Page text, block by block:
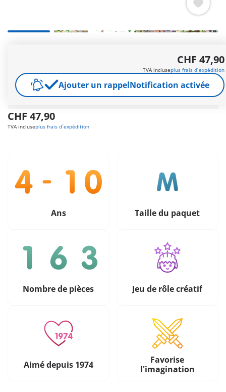
assister à la cérémonie. Comprend sept personnages et de
Autres informations
Livraison gratuite à partir de CHF 99
CHF 47,90
TVA incluseplus frais d´expédition
CHF 47,90
TVA incluseplus frais d´expédition
Ajouter un rappelNotification activée
Ans Taille du paquet
Nombre de pièces Jeu de rôle créatif
Aimé depuis 1974
Favorise
l'imagination